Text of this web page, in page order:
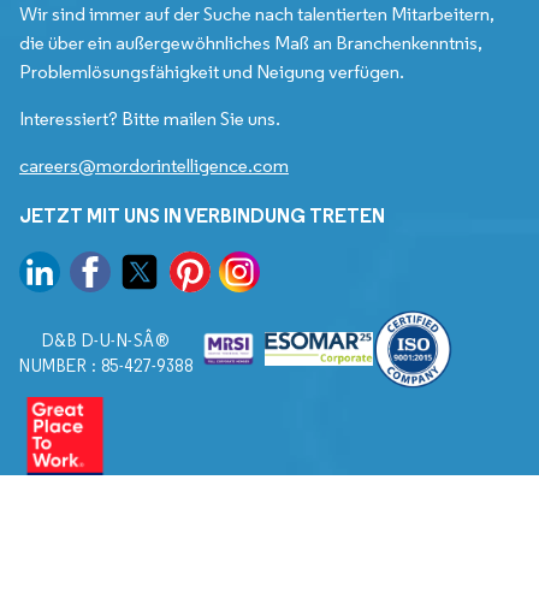
Wir sind immer auf der Suche nach talentierten Mitarbeitern,
die über ein außergewöhnliches Maß an Branchenkenntnis,
Problemlösungsfähigkeit und Neigung verfügen.
Interessiert? Bitte mailen Sie uns.
careers@mordorintelligence.com
JETZT MIT UNS IN VERBINDUNG TRETEN
D&B D-U-N-SÂ®
NUMBER : 85-427-9388